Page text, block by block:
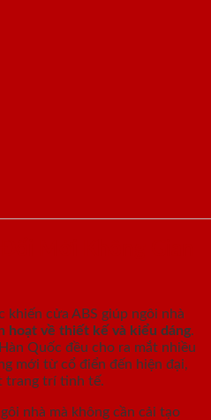
cửa ABS giúp ngôi nhà
hoạt về thiết kế và kiểu dáng.
Quốc đều cho ra mắt nhiều
mới từ cổ điển đến hiện đại,
trang trí tinh tế.
nhà mà không cần cải tạo